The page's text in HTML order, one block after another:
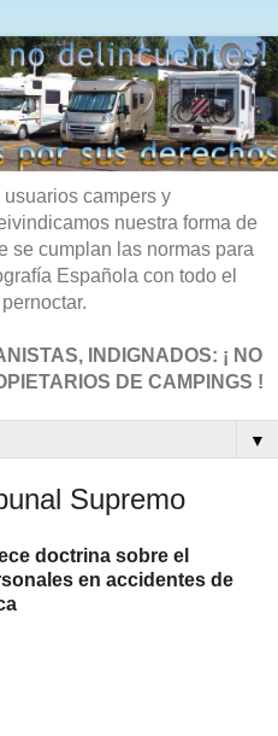
campers y
nuestra forma de
se cumplan las normas para
Española con todo el
INDIGNADOS: ¡ NO
DE CAMPINGS !
▼
Supremo
doctrina sobre el
en accidentes de